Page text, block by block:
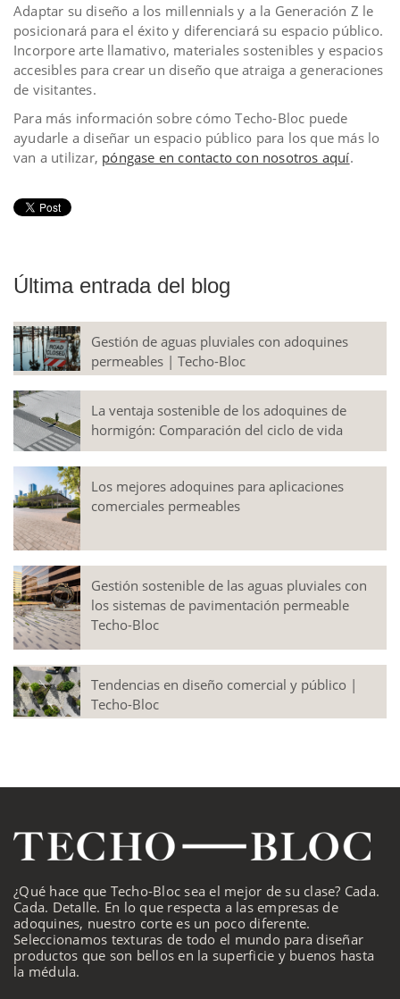
Adaptar su diseño a los millennials y a la Generación Z le
posicionará para el éxito y diferenciará su espacio público.
Incorpore arte llamativo, materiales sostenibles y espacios
accesibles para crear un diseño que atraiga a generaciones
de visitantes.
Para más información sobre cómo Techo-Bloc puede
ayudarle a diseñar un espacio público para los que más lo
van a utilizar, póngase en contacto con nosotros aquí.
Última entrada del blog
Gestión de aguas pluviales con adoquines
permeables | Techo-Bloc
La ventaja sostenible de los adoquines de
hormigón: Comparación del ciclo de vida
Los mejores adoquines para aplicaciones
comerciales permeables
Gestión sostenible de las aguas pluviales con
los sistemas de pavimentación permeable
Techo-Bloc
Tendencias en diseño comercial y público |
Techo-Bloc
¿Qué hace que Techo-Bloc sea el mejor de su clase? Cada.
Cada. Detalle. En lo que respecta a las empresas de
adoquines, nuestro corte es un poco diferente.
Seleccionamos texturas de todo el mundo para diseñar
productos que son bellos en la superficie y buenos hasta
la médula.